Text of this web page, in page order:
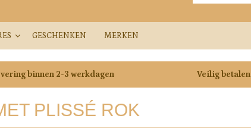
GESCHENKEN MERKEN
binnen 2-3 werkdagen Veilig betalen
PLISSÉ ROK